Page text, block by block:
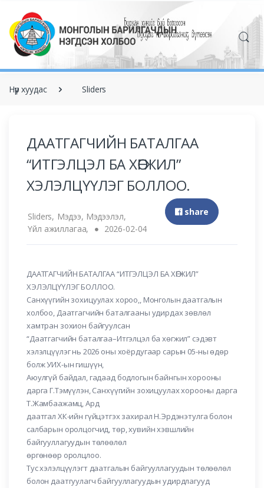
Нүүр хуудас Sliders
ДААТГАГЧИЙН БАТАЛГАА
“ИТГЭЛЦЭЛ БА ХӨГЖИЛ”
ХЭЛЭЛЦҮҮЛЭГ БОЛЛОО.
share
Sliders, Мэдээ, Мэдээлэл,
Үйл ажиллагаа,
2026-02-04
ДААТГАГЧИЙН БАТАЛГАА “ИТГЭЛЦЭЛ БА ХӨГЖИЛ”
ХЭЛЭЛЦҮҮЛЭГ БОЛЛОО.
Санхүүгийн зохицуулах хороо,, Монголын даатгалын
холбоо, Даатгагчийн баталгааны удирдах зөвлөл
хамтран зохион байгуулсан
“Даатгагчийн баталгаа–Итгэлцэл ба хөгжил” сэдэвт
хэлэлцүүлэг нь 2026 оны хоёрдугаар сарын 05-ны өдөр
болж УИХ-ын гишүүн,
Аюулгүй байдал, гадаад бодлогын байнгын хорооны
дарга Г.Тэмүүлэн, Санхүүгийн зохицуулах хорооны дарга
Т.Жамбаажамц, Ард
даатгал ХК-ийн гүйцэтгэх захирал Н.Эрдэнэтулга болон
салбарын оролцогчид, төр, хувийн хэвшлийн
байгууллагуудын төлөөлөл
өргөнөөр оролцлоо.
Тус хэлэлцүүлэгт даатгалын байгууллагуудын төлөөлөл
болон даатгуулагч байгууллагуудын удирдлагууд